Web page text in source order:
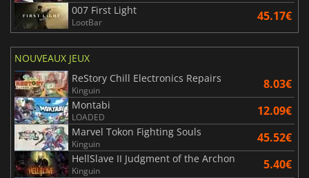
007 First Light
LootBar 45.17€
NOUVEAUX JEUX
ReStory Chill Electronics Repairs
Kinguin 8.03€
Montabi
LOADED 12.09€
Marvel Tokon Fighting Souls
Kinguin 45.52€
HellSlave II Judgment of the Archon
Kinguin 5.40€